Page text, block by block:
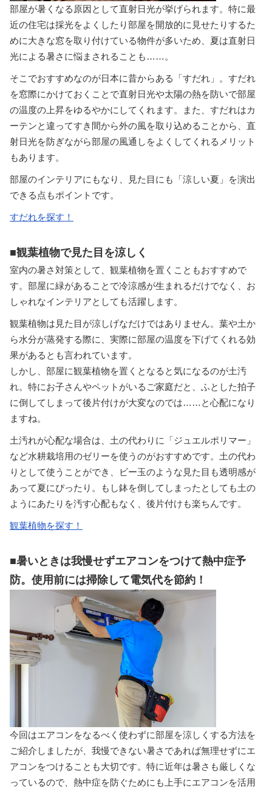
部屋が暑くなる原因として直射日光が挙げられます。特に最
近の住宅は採光をよくしたり部屋を開放的に見せたりするた
めに大きな窓を取り付けている物件が多いため、夏は直射日
光による暑さに悩まされることも……。
そこでおすすめなのが日本に昔からある「すだれ」。すだれ
を窓際にかけておくことで直射日光や太陽の熱を防いで部屋
の温度の上昇をゆるやかにしてくれます。また、すだれはカ
ーテンと違ってすき間から外の風を取り込めることから、直
射日光を防ぎながら部屋の風通しをよくしてくれるメリット
もあります。
部屋のインテリアにもなり、見た目にも「涼しい夏」を演出
できる点もポイントです。
すだれを探す！
■観葉植物で見た目を涼しく
室内の暑さ対策として、観葉植物を置くこともおすすめで
す。部屋に緑があることで冷涼感が生まれるだけでなく、お
しゃれなインテリアとしても活躍します。
観葉植物は見た目が涼しげなだけではありません。葉や土か
ら水分が蒸発する際に、実際に部屋の温度を下げてくれる効
果があるとも言われています。
しかし、部屋に観葉植物を置くとなると気になるのが土汚
れ。特にお子さんやペットがいるご家庭だと、ふとした拍子
に倒してしまって後片付けが大変なのでは……と心配になり
ますね。
土汚れが心配な場合は、土の代わりに「ジュエルポリマー」
など水耕栽培用のゼリーを使うのがおすすめです。土の代わ
りとして使うことができ、ビー玉のような見た目も透明感が
あって夏にぴったり。もし鉢を倒してしまったとしても土の
ようにあたりを汚す心配もなく、後片付けも楽ちんです。
観葉植物を探す！
■暑いときは我慢せずエアコンをつけて熱中症予
防。使用前には掃除して電気代を節約！
今回はエアコンをなるべく使わずに部屋を涼しくする方法を
ご紹介しましたが、我慢できない暑さであれば無理せずにエ
アコンをつけることも大切です。特に近年は暑さも厳しくな
っているので、熱中症を防ぐためにも上手にエアコンを活用